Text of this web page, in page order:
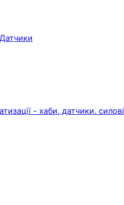
Датчики
- хаби, датчики.